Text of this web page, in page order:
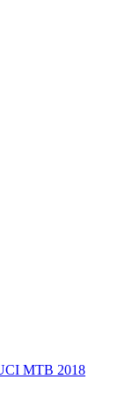
MTB 2018